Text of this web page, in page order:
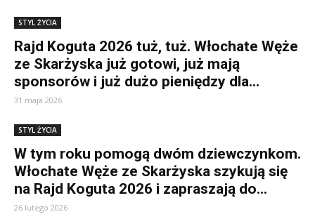
STYL ŻYCIA
Rajd Koguta 2026 tuż, tuż. Włochate Węże
ze Skarżyska już gotowi, już mają
sponsorów i już dużo pieniędzy dla...
31 maja 2026
STYL ŻYCIA
W tym roku pomogą dwóm dziewczynkom.
Włochate Węże ze Skarżyska szykują się
na Rajd Koguta 2026 i zapraszają do...
26 lutego 2026